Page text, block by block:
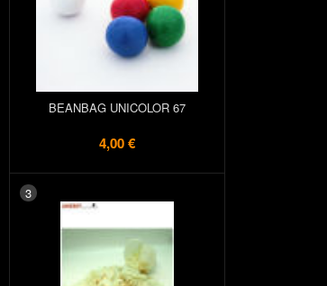
BEANBAG UNICOLOR 67
4,00 €
3